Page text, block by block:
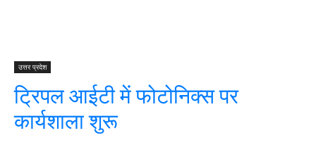
उत्तर प्रदेश
ट्रिपल आईटी में फोटोनिक्स पर
कार्यशाला शुरू